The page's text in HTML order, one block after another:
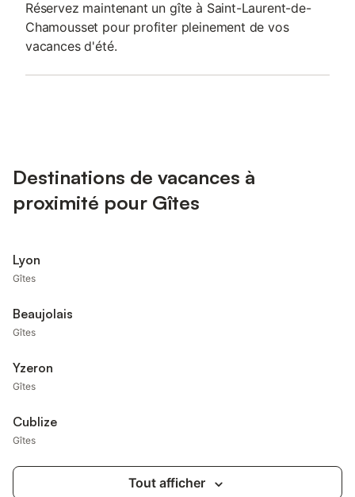
Réservez maintenant un gîte à Saint-Laurent-de-
Chamousset pour profiter pleinement de vos
vacances d'été.
Destinations de vacances à
proximité pour Gîtes
Lyon
Gîtes
Beaujolais
Gîtes
Yzeron
Gîtes
Cublize
Gîtes
Tout afficher